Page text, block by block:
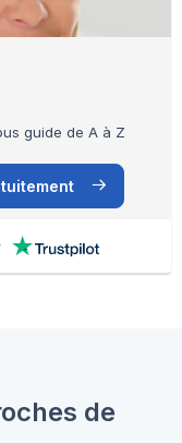
guide de A à Z
de